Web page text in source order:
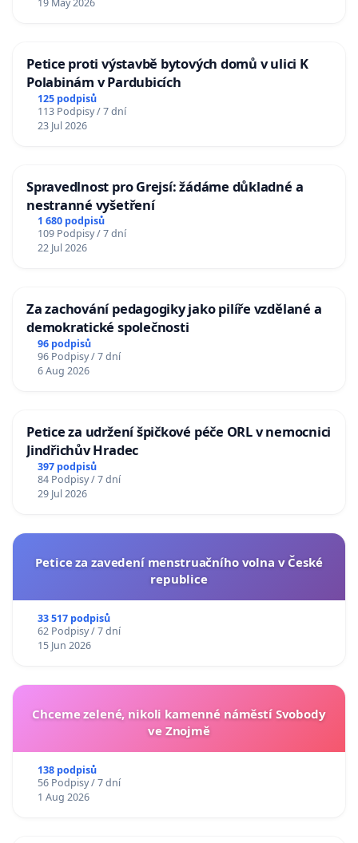
Petice proti výstavbě bytových domů v ulici K
Polabinám v Pardubicích
125 podpisů
113 Podpisy / 7 dní
23 Jul 2026
Spravedlnost pro Grejsí: žádáme důkladné a
nestranné vyšetření
1 680 podpisů
109 Podpisy / 7 dní
22 Jul 2026
Za zachování pedagogiky jako pilíře vzdělané a
demokratické společnosti
96 podpisů
96 Podpisy / 7 dní
6 Aug 2026
Petice za udržení špičkové péče ORL v nemocnici
Jindřichův Hradec
397 podpisů
84 Podpisy / 7 dní
29 Jul 2026
Petice za zavedení menstruačního volna v České
republice
33 517 podpisů
62 Podpisy / 7 dní
15 Jun 2026
Chceme zelené, nikoli kamenné náměstí Svobody
ve Znojmě
138 podpisů
56 Podpisy / 7 dní
1 Aug 2026